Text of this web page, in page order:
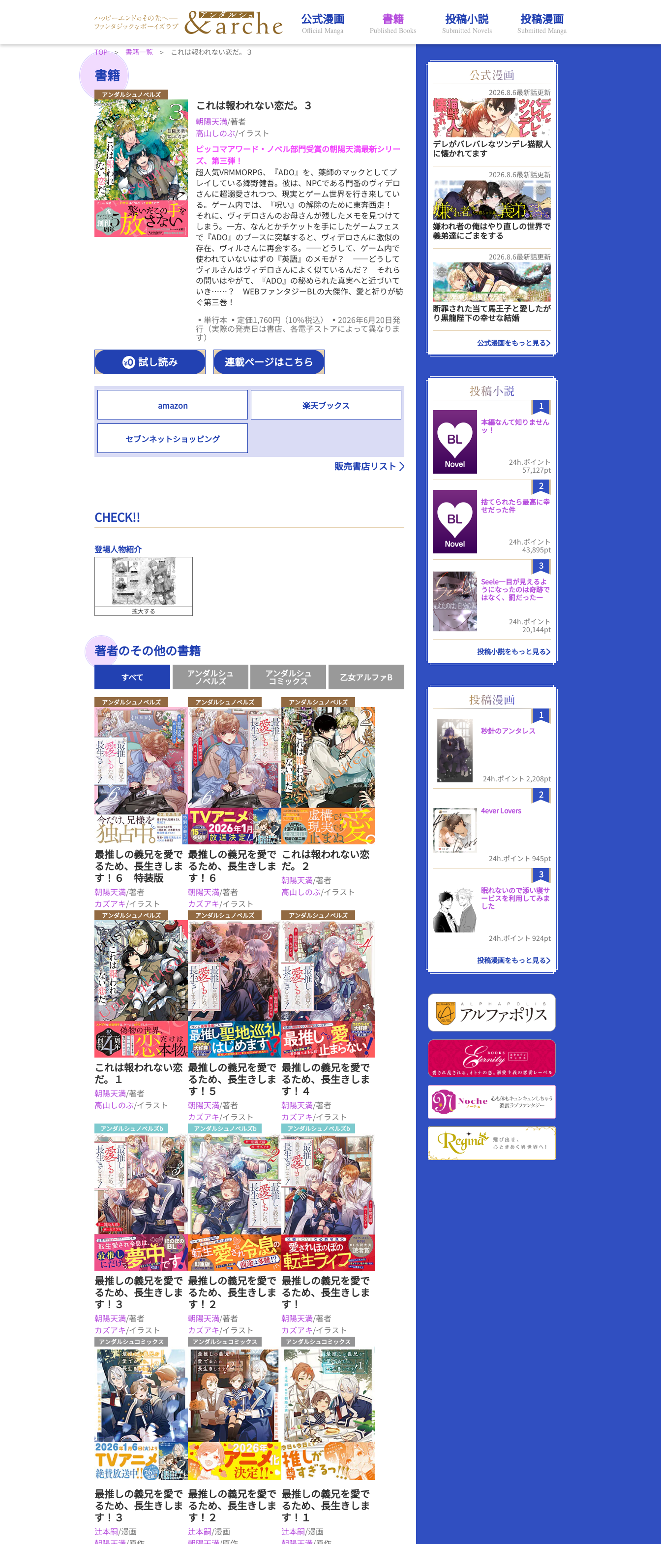
公式漫画
Official Manga
書籍
Published Books
投稿小説
Submitted Novels
投稿漫画
Submitted Manga
TOP 書籍一覧 これは報われない恋だ。３
書籍
アンダルシュノベルズ
これは報われない恋だ。３
朝陽天満/著者
高山しのぶ/イラスト
ピッコマアワード・ノベル部門受賞の朝陽天満最新シリー
ズ、第三弾！
超人気VRMMORPG、『ADO』を、薬師のマックとしてプ
レイしている郷野健吾。彼は、NPCである門番のヴィデロ
さんに超溺愛されつつ、現実とゲーム世界を行き来してい
る。ゲーム内では、『呪い』の解除のために東奔西走！
それに、ヴィデロさんのお母さんが残したメモを見つけて
しまう。一方、なんとかチケットを手にしたゲームフェス
で『ADO』のブースに突撃すると、ヴィデロさんに激似の
存在、ヴィルさんに再会する。――どうして、ゲーム内で
使われていないはずの『英語』のメモが？ ――どうして
ヴィルさんはヴィデロさんによく似ているんだ？ それら
の問いはやがて、『ADO』の秘められた真実へと近づいて
いき……？ WEBファンタジーBLの大傑作、愛と祈りが紡
ぐ第三巻！
▪単行本 ▪定価1,760円（10%税込） ▪2026年6月20日発
行（実際の発売日は書店、各電子ストアによって異なりま
す）
試し読み 連載ページはこちら
amazon 楽天ブックス
セブンネットショッピング
販売書店リスト
CHECK!!
登場人物紹介
拡大する
著者のその他の書籍
すべて アンダルシュ
ノベルズ
アンダルシュ
コミックス 乙女アルファB
アンダルシュノベルズ
最推しの義兄を愛で
るため、長生きしま
す！６ 特装版
朝陽天満/著者
カズアキ/イラスト
アンダルシュノベルズ
最推しの義兄を愛で
るため、長生きしま
す！６
朝陽天満/著者
カズアキ/イラスト
アンダルシュノベルズ
これは報われない恋
だ。２
朝陽天満/著者
高山しのぶ/イラスト
アンダルシュノベルズ
これは報われない恋
だ。１
朝陽天満/著者
高山しのぶ/イラスト
アンダルシュノベルズ
最推しの義兄を愛で
るため、長生きしま
す！５
朝陽天満/著者
カズアキ/イラスト
アンダルシュノベルズ
最推しの義兄を愛で
るため、長生きしま
す！４
朝陽天満/著者
カズアキ/イラスト
アンダルシュノベルズb
最推しの義兄を愛で
るため、長生きしま
す！３
朝陽天満/著者
カズアキ/イラスト
アンダルシュノベルズb
最推しの義兄を愛で
るため、長生きしま
す！２
朝陽天満/著者
カズアキ/イラスト
アンダルシュノベルズb
最推しの義兄を愛で
るため、長生きしま
す！
朝陽天満/著者
カズアキ/イラスト
アンダルシュコミックス
最推しの義兄を愛で
るため、長生きしま
す！３
辻本嗣/漫画
アンダルシュコミックス
最推しの義兄を愛で
るため、長生きしま
す！２
辻本嗣/漫画
アンダルシュコミックス
最推しの義兄を愛で
るため、長生きしま
す！１
辻本嗣/漫画
2026.8.6最新話更新
デレがバレバレなツンデレ猫獣人
に懐かれてます
2026.8.6最新話更新
嫌われ者の俺はやり直しの世界で
義弟達にごまをする
2026.8.6最新話更新
断罪された当て馬王子と愛したが
り黒龍陛下の幸せな結婚
公式漫画をもっと見る
1
本編なんて知りません
ッ！
24h.ポイント
57,127pt
2
捨てられたら最高に幸
せだった件
24h.ポイント
43,895pt
3
Seele―目が見えるよ
うになったのは奇跡で
はなく、罰だった―
24h.ポイント
20,144pt
投稿小説をもっと見る
1
秒針のアンタレス
24h.ポイント 2,208pt
2
4ever Lovers
24h.ポイント 945pt
3
眠れないので添い寝サ
ービスを利用してみま
した
24h.ポイント 924pt
投稿漫画をもっと見る